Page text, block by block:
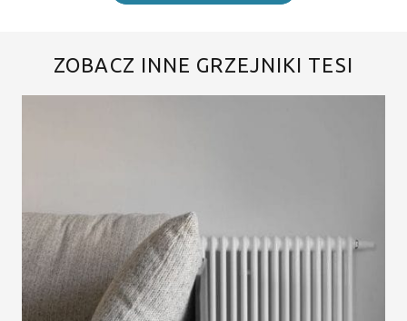
ZOBACZ INNE GRZEJNIKI TESI